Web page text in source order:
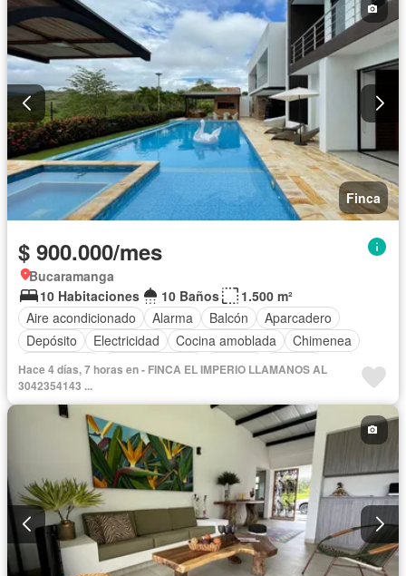
Finca
$ 900.000/mes
Bucaramanga
10 Habitaciones
10 Baños
1.500 m²
Aire acondicionado
Alarma Balcón
Aparcadero
Depósito
Electricidad Cocina amoblada
Chimenea
Calefacción
Cocina integral Internet
Jacuzzi
Gas natural
Cuarto de servicio
Terraza Agua
Tanque de agua
Área infantil
Acceso para personas con discapacidad
Jardín
Barbecue
Caseta de vigilancia Gimnasio
Sauna
Seguridad privada
Permite mascotas
Permite niños
Solo familias
Hace 4 días, 7 horas en - FINCA EL IMPERIO LLAMANOS AL
3042354143 ...